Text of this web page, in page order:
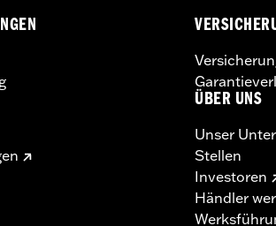
Änderung des Kupplungs- und/
gesetzlich geregelt. Informiere
Vorschriften erfüllt.
ÜBER UNS
Unser
Stellen
Investoren
Händler